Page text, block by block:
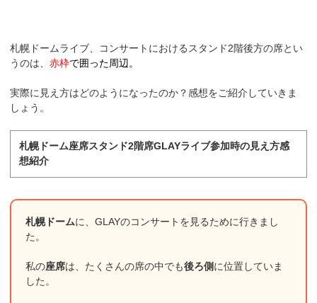
札幌ドームライブ、コンサートにおけるスタンド2階後方の席とい
うのは、赤枠で囲った周辺。
実際に見え方はどのようになったのか？感想をご紹介していきま
しょう。
札幌ドーム座席スタンド2階席GLAYライブ参加時の見え方感
想紹介
札幌ドームに、GLAYのコンサートを見るために行きまし
た。
私の座席は、たくさんの席の中でも後ろ側に位置していま
した。